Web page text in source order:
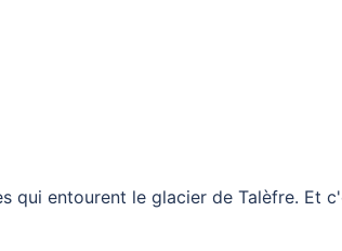
qui entourent le glacier de Talèfre. Et